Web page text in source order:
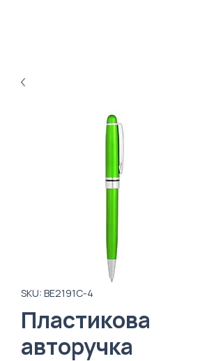
SKU: ВЕ2191C-4
Пластикова
авторучка